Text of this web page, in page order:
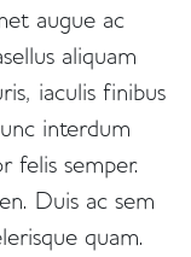
augue ac
aliquam
iaculis finibus
interdum
felis semper.
Duis ac sem
quam.